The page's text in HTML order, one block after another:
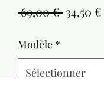
69,00 € Prix
34,50 €
Modèle *